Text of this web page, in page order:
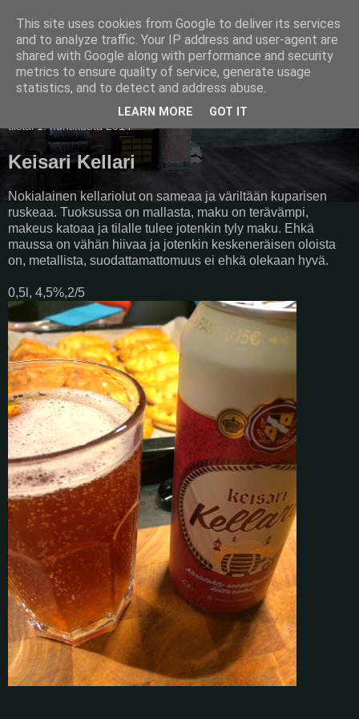
Pullollinen
tiistai 1. huhtikuuta 2014
Keisari Kellari
Nokialainen kellariolut on sameaa ja väriltään kuparisen
ruskeaa. Tuoksussa on mallasta, maku on terävämpi,
makeus katoaa ja tilalle tulee jotenkin tyly maku. Ehkä
maussa on vähän hiivaa ja jotenkin keskeneräisen oloista
on, metallista, suodattamattomuus ei ehkä olekaan hyvä.
0,5l, 4,5%,2/5
This site uses cookies from Google to deliver its services
and to analyze traffic. Your IP address and user-agent are
shared with Google along with performance and security
metrics to ensure quality of service, generate usage
statistics, and to detect and address abuse.
LEARN MORE GOT IT